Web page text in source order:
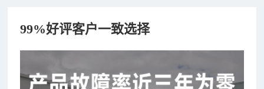
99%好评客户一致选择